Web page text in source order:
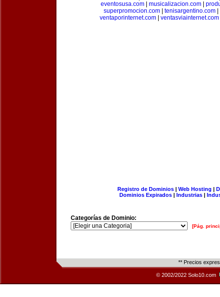
eventosusa.com| musicalizacion.com|
superpromocion.com
tenisargentino.com
ventaporinternet.com
ventasviainternet.com
Registro de Dominios| Web Hosting |
Dominios Expirados | Industrias |
Categorías de Dominio:
[Pág.
** Precios
© 2002/2022 Solo10.com